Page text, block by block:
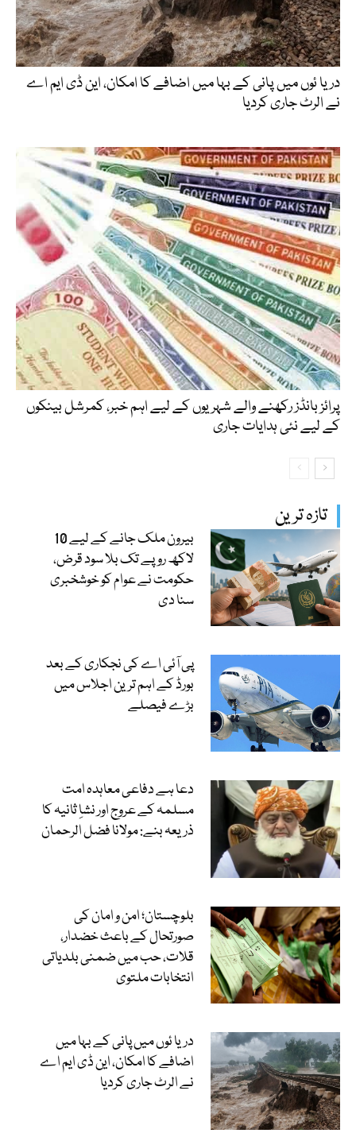
تازہ ترین
بیرون ملک جانے کے لیے 10
لاکھ روپے تک بلا سود قرض،
حکومت نے عوام کو خوشخبری
سنا دی
پی آئی اے کی نجکاری کے بعد
بورڈ کے اہم ترین اجلاس میں
بڑے فیصلے
دعا ہے دفاعی معاہدہ امت
مسلمہ کے عروج اور نشاِ ثانیہ کا
ذریعہ بنے: مولانا فضل الرحمان
بلوچستان؛ امن و امان کی
صورتحال کے باعث خضدار،
قلات، حب میں ضمنی بلدیاتی
انتخابات ملتوی
دریا ئوں میں پانی کے بہا میں
اضافے کا امکان، این ڈی ایم اے
نے الرٹ جاری کردیا
دریا ئوں میں پانی کے بہا میں اضافے کا امکان، این ڈی ایم اے
نے الرٹ جاری کردیا
پرائز بانڈز رکھنے والے شہریوں کے لیے اہم خبر، کمرشل بینکوں
کے لیے نئی ہدایات جاری